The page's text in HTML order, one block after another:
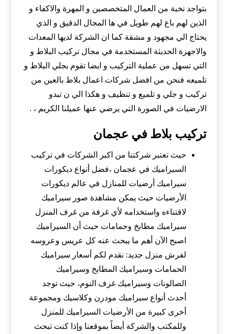
بتواجد نخبة من العمال المتخصصين و المهرة والاكفاء و
الذين لهم باع لهم طويل في ها المجال الدقيق و الذي
يحتاج الي مجهود و مشقة كما ان الشركة لديها المعدات
والاجهزة الحديثة المستخدمة في مجال تركيب البلاط و
التي تسهل من عملية التركيب و ايضا تقوم بجلي البلاط و
تلميعه فنحن من افضل شركات اعمال بلاط بالعين من
تركيب و جلي و تلميع و تنظيف و هكذا الي ن تبدو
الارضيات في الصورة التي يرضي عنها عميلنا الكريم ، .
تركيب بلاط في عجمان
حيث تعتبر شركتنا من اكبر الشركات في تركيب
السيراميك في عجمان ،فضل أنواع ديكورات
سيراميك أرضيات للمنازل في عالم ديكورات
الأرضيات حيث يمكن مشاهدة صور سيراميك
لاقتناءه واستخدامه لأي غرفة من غرف المنزل
سيراميك مطابخ وحمامات حيث أن السيراميك
اصبح الآن أهم ما يبحث عنه كل عريس وعروسه
لفرش منزل جديد: نقدم لكم أسعار سيراميك
الحمامات وسيراميك المطابخ وسيراميك
الصالونات وسيراميك غرف النوم، حيث توجد
أحدث أنواع سيراميك مودرن وكلاسيك ومجموعة
أخرى كبيرة من الأرضيات السيراميك للمنزل
وللمكتب والشركة أيضاً بموقعنا وإذا كنت تبحث